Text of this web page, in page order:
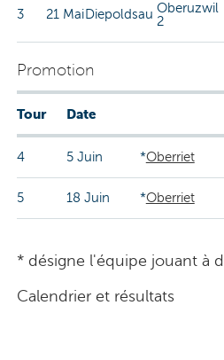
3 21 Mai Diepoldsau Oberuzwil
2
Promotion
Tour Date
4 5 Juin *Oberriet
5 18 Juin *Oberriet
* désigne l'équipe jouant à
Calendrier et résultats